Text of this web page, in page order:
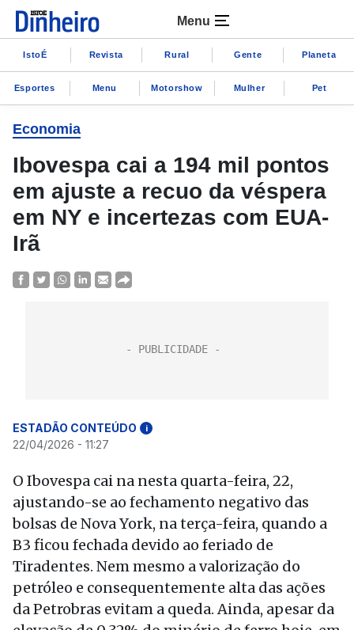
Menu
IstoÉ Revista Rural Gente Planeta
Esportes Menu Motorshow Mulher Pet
Economia
Ibovespa cai a 194 mil pontos
em ajuste a recuo da véspera
em NY e incertezas com EUA-
Irã
ESTADÃO CONTEÚDO i
22/04/2026 - 11:27
O Ibovespa cai na nesta quarta-feira, 22,
ajustando-se ao fechamento negativo das
bolsas de Nova York, na terça-feira, quando a
B3 ficou fechada devido ao feriado de
Tiradentes. Nem mesmo a valorização do
petróleo e consequentemente alta das ações
da Petrobras evitam a queda. Ainda, apesar da